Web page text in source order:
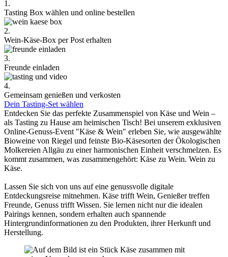
1.
Tasting Box wählen und online bestellen
2.
Wein-Käse-Box per Post erhalten
3.
Freunde einladen
4.
Gemeinsam genießen und verkosten
Dein Tasting-Set wählen
Entdecken Sie das perfekte Zusammenspiel von Käse und Wein –
als Tasting zu Hause am heimischen Tisch! Bei unserem exklusiven
Online-Genuss-Event "Käse & Wein" erleben Sie, wie ausgewählte
Bioweine von Riegel und feinste Bio-Käsesorten der Ökologischen
Molkereien Allgäu zu einer harmonischen Einheit verschmelzen. Es
kommt zusammen, was zusammengehört: Käse zu Wein. Wein zu
Käse.
Lassen Sie sich von uns auf eine genussvolle digitale
Entdeckungsreise mitnehmen. Käse trifft Wein, Genießer treffen
Freunde, Genuss trifft Wissen. Sie lernen nicht nur die idealen
Pairings kennen, sondern erhalten auch spannende
Hintergrundinformationen zu den Produkten, ihrer Herkunft und
Herstellung.